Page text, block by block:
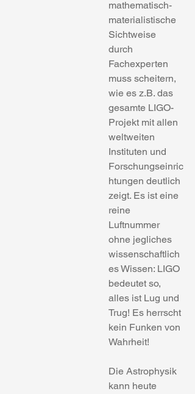
mathematisch-
materialistische
Sichtweise
durch
Fachexperten
muss scheitern,
wie es z.B. das
gesamte LIGO-
Projekt mit allen
weltweiten
Instituten und
Forschungseinric
htungen deutlich
zeigt. Es ist eine
reine
Luftnummer
ohne jegliches
wissenschaftlich
es Wissen: LIGO
bedeutet so,
alles ist Lug und
Trug! Es herrscht
kein Funken von
Wahrheit!
Die Astrophysik
kann heute